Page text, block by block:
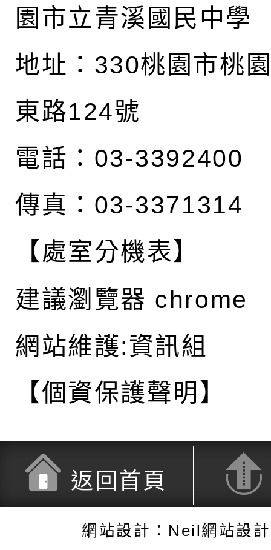
園市立青溪國民中學
地址： 330桃園市桃
東路124號
電話：03-3392400
傳真：03-3371314
【處室分機表】
建議瀏覽器 chrome
網站維護:資訊組
【個資保護聲明】
返回首頁
網站設計：Neil網站設